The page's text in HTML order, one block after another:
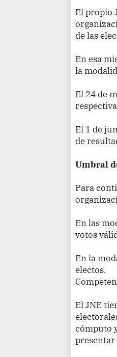
El propio
de las
En esa
la
El 24 de
El 1 de
de
Umbral
Para
En las
votos
En la
electos.
El JNE
cómputo
presentar